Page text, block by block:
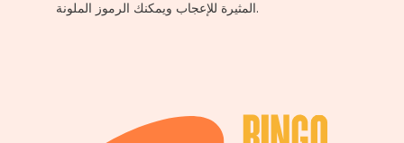
المثيرة للإعجاب ويمكنك الرموز الملونة.